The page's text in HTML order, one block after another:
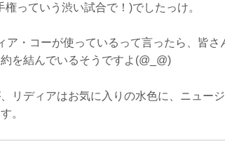
っていう渋い試合で！)でしたっけ。
ア・コーが使っているって言ったら、皆さ
を結んでいるそうですよ(@_@)
リディアはお気に入りの水色に、ニュー
。